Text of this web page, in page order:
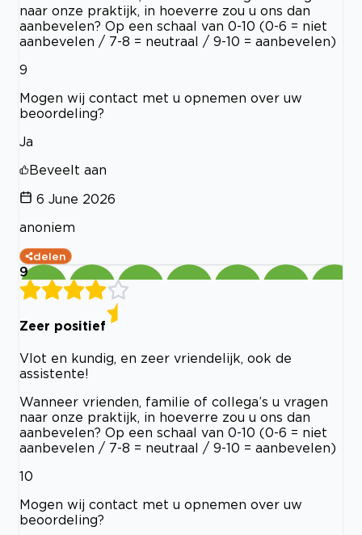
naar onze praktijk, in hoeverre zou u ons dan
aanbevelen? Op een schaal van 0-10 (0-6 = niet
aanbevelen / 7-8 = neutraal / 9-10 = aanbevelen)
9
Mogen wij contact met u opnemen over uw
beoordeling?
Ja
Beveelt aan
6 June 2026
anoniem
delen
9
Zeer positief
Vlot en kundig, en zeer vriendelijk, ook de
assistente!
Wanneer vrienden, familie of collega’s u vragen
naar onze praktijk, in hoeverre zou u ons dan
aanbevelen? Op een schaal van 0-10 (0-6 = niet
aanbevelen / 7-8 = neutraal / 9-10 = aanbevelen)
10
Mogen wij contact met u opnemen over uw
beoordeling?